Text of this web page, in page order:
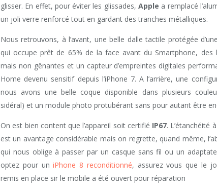
glisser. En effet, pour éviter les glissades, Apple a remplacé
un joli verre renforcé tout en gardant des tranches métalliques.
Nous retrouvons, à l’avant, une belle dalle tactile protégée
qui occupe prêt de 65% de la face avant du Smartphone, des
mais non gênantes et un capteur d’empreintes digitales
Home devenu sensitif depuis l’iPhone 7. A l’arrière, une
nous avons une belle coque disponible dans plusieurs
sidéral) et un module photo protubérant sans pour autant être
On est bien content que l’appareil soit certifié IP67. L’étanchéité
est un avantage considérable mais on regrette, quand même,
qui nous oblige à passer par un casque sans fil ou un
optez pour uniPhone 8 reconditionné, assurez vous que le
remis en place sir le mobile a été ouvert pour réparation